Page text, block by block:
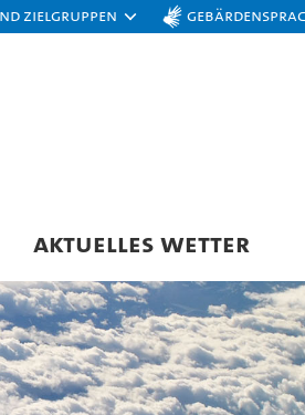
Zielgruppen
AKTUELLES WETTER